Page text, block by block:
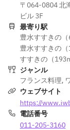
〒064-0804 北
ビル 3F
最寄り駅
豊水すすきの（
豊水すすきの（
すすきの（193m
ジャンル
フランス料理,
ウェブサイト
https://
電話番号
011-205-3160